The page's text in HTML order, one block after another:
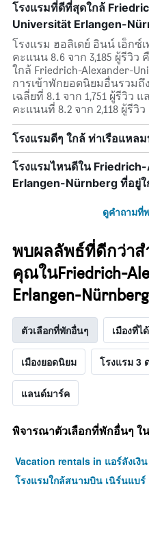
โรงแรมที่ดีที่สุดใกล้
Universität Erlangen-
โรงแรม ฮอลิเดย์ อินน์ เอ็กซ์เ
คะแนน 8.6 จาก 3,185 ผู้รีวิ
ใกล้ Friedrich-Alexander-
การเข้าพักยอดนิยมอื่นรวมถึ
เฉลี่ยที่ 8.1 จาก 1,751 ผู้รีวิว
คะแนนที่ 8.2 จาก 2,118 ผู้รีวิว
โรงแรมดีๆ ใกล้ ท่าเรือแหล
โรงแรมไหนดีใน
Erlangen-Nürnberg ที่อยู่ใ
ดูคำถามที่
พบผลลัพธ์ที่ดีกว่าส
คุณในFriedrich-
Erlangen-Nürnberg
ตัวเลือกที่พักอื่นๆ เมืองที่
เมืองยอดนิยม โรงแรม 3
แลนด์มาร์ค
พิจารณาตัวเลือกที่พักอื่นๆ ใ
Vacation rentals in แอร์ลังเงิน
โรงแรมใกล้สนามบิน เนิร์นแบร์